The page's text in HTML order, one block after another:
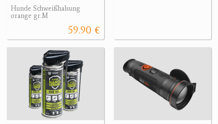
Hunde Schweißhalsung
orange gr.M
59.90 €